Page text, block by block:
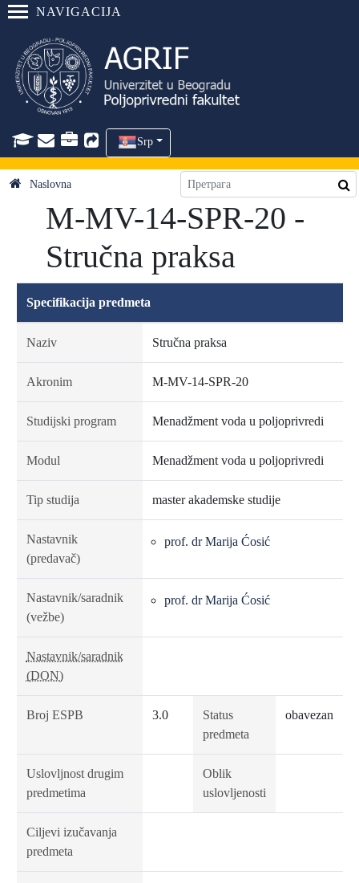
NAVIGACIJA
Srp
Naslovna
M-MV-14-SPR-20 -
Stručna praksa
Specifikacija predmeta
Naziv Stručna praksa
Akronim M-MV-14-SPR-20
Studijski program Menadžment voda u poljoprivredi
Modul Menadžment voda u poljoprivredi
Tip studija master akademske studije
Nastavnik
(predavač)
prof. dr Marija Ćosić
Nastavnik/saradnik
(vežbe)
prof. dr Marija Ćosić
Nastavnik/saradnik
(DON)
Broj ESPB 3.0
Status
predmeta
obavezan
Uslovljnost drugim
predmetima
Oblik
uslovljenosti
Ciljevi izučavanja
predmeta